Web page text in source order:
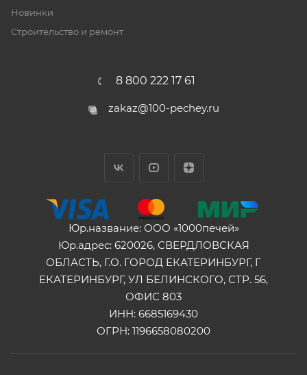
Новинки
Строительство и ремонт
8 800 222 17 61
zakaz@100-pechey.ru
Юр.название: ООО «1000печей»
Юр.адрес: 620026, СВЕРДЛОВСКАЯ
ОБЛАСТЬ, Г.О. ГОРОД ЕКАТЕРИНБУРГ, Г
ЕКАТЕРИНБУРГ, УЛ БЕЛИНСКОГО, СТР. 56,
ОФИС 803
ИНН: 6685169430
ОГРН: 1196658080200